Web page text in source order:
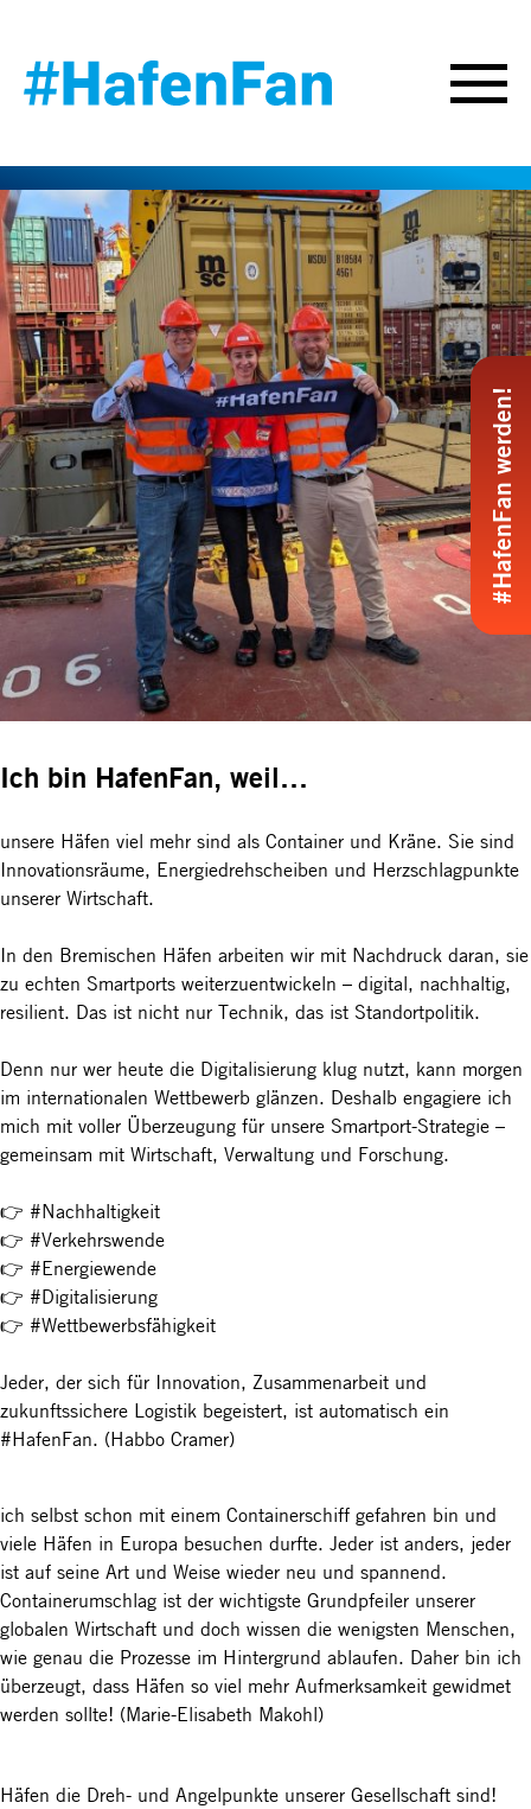
#HafenFan werden!
Ich bin HafenFan, weil…
unsere Häfen viel mehr sind als Container und Kräne. Sie sind
Innovationsräume, Energiedrehscheiben und Herzschlagpunkte
unserer Wirtschaft.
In den Bremischen Häfen arbeiten wir mit Nachdruck daran, sie
zu echten Smartports weiterzuentwickeln – digital, nachhaltig,
resilient. Das ist nicht nur Technik, das ist Standortpolitik.
Denn nur wer heute die Digitalisierung klug nutzt, kann morgen
im internationalen Wettbewerb glänzen. Deshalb engagiere ich
mich mit voller Überzeugung für unsere Smartport-Strategie –
gemeinsam mit Wirtschaft, Verwaltung und Forschung.
👉 #Nachhaltigkeit
👉 #Verkehrswende
👉 #Energiewende
👉 #Digitalisierung
👉 #Wettbewerbsfähigkeit
Jeder, der sich für Innovation, Zusammenarbeit und
zukunftssichere Logistik begeistert, ist automatisch ein
#HafenFan. (Habbo Cramer)
ich selbst schon mit einem Containerschiff gefahren bin und
viele Häfen in Europa besuchen durfte. Jeder ist anders, jeder
ist auf seine Art und Weise wieder neu und spannend.
Containerumschlag ist der wichtigste Grundpfeiler unserer
globalen Wirtschaft und doch wissen die wenigsten Menschen,
wie genau die Prozesse im Hintergrund ablaufen. Daher bin ich
überzeugt, dass Häfen so viel mehr Aufmerksamkeit gewidmet
werden sollte! (Marie-Elisabeth Makohl)
Häfen die Dreh- und Angelpunkte unserer Gesellschaft sind!